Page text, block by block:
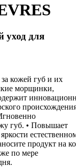
уход для
кожей губ и их
морщинки,
губ. • Повышает
продукт на
по мере